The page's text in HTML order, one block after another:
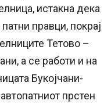
истакна дека
правци, покрај
Тетово –
а се работи и на
Букојчани-
прстен